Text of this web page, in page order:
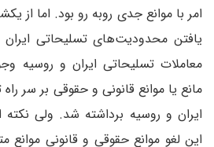
امر با موانع جدی روبه رو بود. اما از
یافتن محدودیت‌های تسلیحاتی ایران
معاملات تسلیحاتی ایران و روسیه
مانع یا موانع قانونی و حقوقی بر سر
ایران و روسیه برداشته شد. ولی
این لغو موانع حقوقی و قانونی موانع